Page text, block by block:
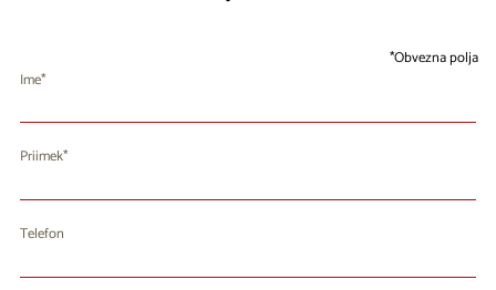
Obvezna polja
Ime
Priimek
Telefon